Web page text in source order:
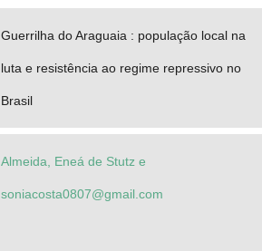
Guerrilha do Araguaia : população local na
luta e resistência ao regime repressivo no
Brasil
Almeida, Eneá de Stutz e
soniacosta0807@gmail.com